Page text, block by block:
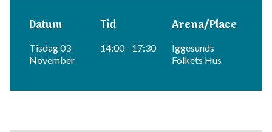
Datum Tid Arena/Place
Tisdag 03
November
14:00 - 17:30
Iggesunds
Folkets Hus